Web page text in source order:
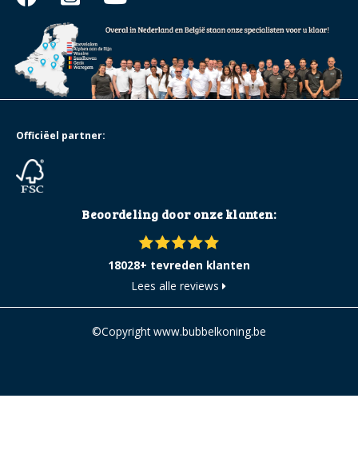
Beoordeling door onze klanten:
18028+ tevreden klanten
Lees alle reviews
Officiëel partner:
©Copyright www.bubbelkoning.be